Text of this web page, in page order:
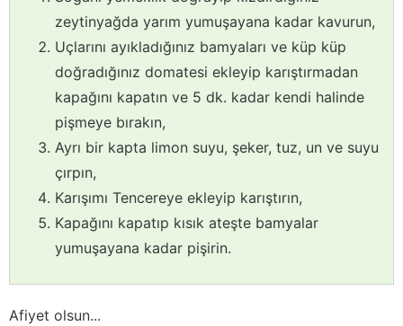
zeytinyağda yarım yumuşayana kadar kavurun,
Uçlarını ayıkladığınız bamyaları ve küp küp
doğradığınız domatesi ekleyip karıştırmadan
kapağını kapatın ve 5 dk. kadar kendi halinde
pişmeye bırakın,
Ayrı bir kapta limon suyu, şeker, tuz, un ve suyu
çırpın,
Karışımı Tencereye ekleyip karıştırın,
Kapağını kapatıp kısık ateşte bamyalar
yumuşayana kadar pişirin.
Afiyet olsun...